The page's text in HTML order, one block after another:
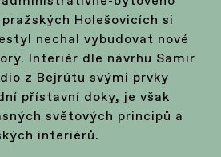
pražských Holešovicích si
nechal vybudovat nové
Interiér dle návrhu Samir
z Bejrútu svými prvky
přístavní doky, je však
světových principů a
interiérů.